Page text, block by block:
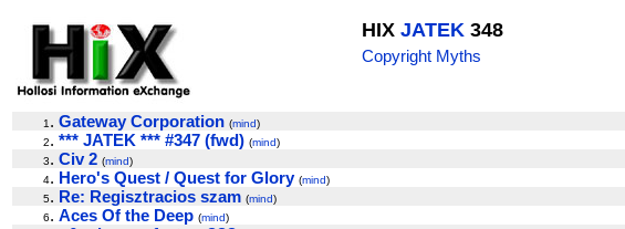
HIX JATEK 348
Copyright Myths
1 . Gateway Corporation (mind)
2. *** JATEK *** #347 (fwd) (mind)
3. Civ 2 (mind)
4. Hero's Quest / Quest for Glory (mind)
5. Re: Regisztracios szam (mind)
6. Aces Of the Deep (mind)